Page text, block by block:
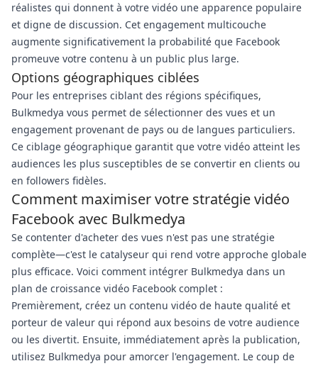
réalistes qui donnent à votre vidéo une apparence populaire
et digne de discussion. Cet engagement multicouche
augmente significativement la probabilité que Facebook
promeuve votre contenu à un public plus large.
Options géographiques ciblées
Pour les entreprises ciblant des régions spécifiques,
Bulkmedya vous permet de sélectionner des vues et un
engagement provenant de pays ou de langues particuliers.
Ce ciblage géographique garantit que votre vidéo atteint les
audiences les plus susceptibles de se convertir en clients ou
en followers fidèles.
Comment maximiser votre stratégie vidéo
Facebook avec Bulkmedya
Se contenter d'acheter des vues n'est pas une stratégie
complète—c'est le catalyseur qui rend votre approche globale
plus efficace. Voici comment intégrer Bulkmedya dans un
plan de croissance vidéo Facebook complet :
Premièrement, créez un contenu vidéo de haute qualité et
porteur de valeur qui répond aux besoins de votre audience
ou les divertit. Ensuite, immédiatement après la publication,
utilisez Bulkmedya pour amorcer l'engagement. Le coup de